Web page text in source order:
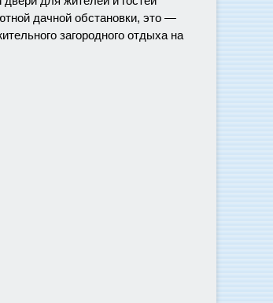
дачной обстановки, это —
загородного отдыха на